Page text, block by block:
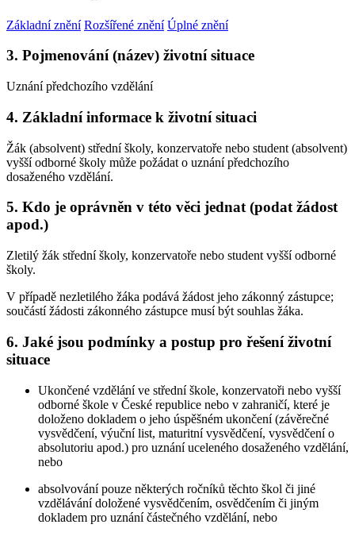
Základní znění Rozšířené znění Úplné znění
3. Pojmenování (název) životní situace
Uznání předchozího vzdělání
4. Základní informace k životní situaci
Žák (absolvent) střední školy, konzervatoře nebo student (absolvent)
vyšší odborné školy může požádat o uznání předchozího
dosaženého vzdělání.
5. Kdo je oprávněn v této věci jednat (podat žádost
apod.)
Zletilý žák střední školy, konzervatoře nebo student vyšší odborné
školy.
V případě nezletilého žáka podává žádost jeho zákonný zástupce;
součástí žádosti zákonného zástupce musí být souhlas žáka.
6. Jaké jsou podmínky a postup pro řešení životní
situace
Ukončené vzdělání ve střední škole, konzervatoři nebo vyšší
odborné škole v České republice nebo v zahraničí, které je
doloženo dokladem o jeho úspěšném ukončení (závěrečné
vysvědčení, výuční list, maturitní vysvědčení, vysvědčení o
absolutoriu apod.) pro uznání uceleného dosaženého vzdělání,
nebo
absolvování pouze některých ročníků těchto škol či jiné
vzdělávání doložené vysvědčením, osvědčením či jiným
dokladem pro uznání částečného vzdělání, nebo